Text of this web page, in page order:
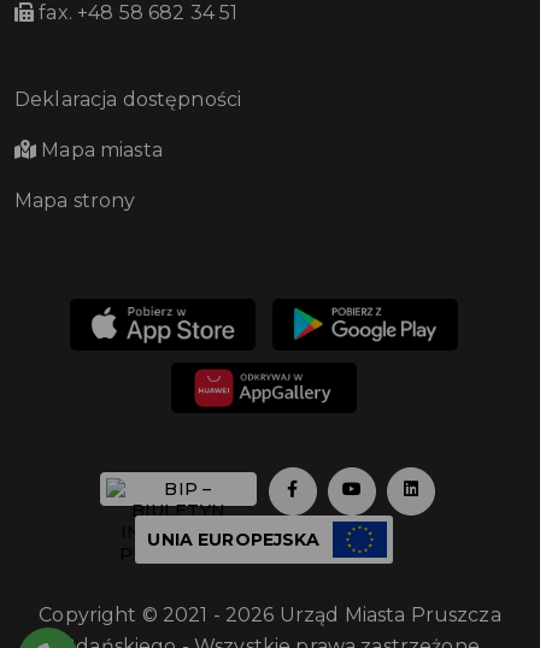
fax. +48 58 682 34 51
Deklaracja dostępności
Mapa miasta
Mapa strony
UNIA EUROPEJSKA
Copyright © 2021 - 2026 Urząd Miasta Pruszcza